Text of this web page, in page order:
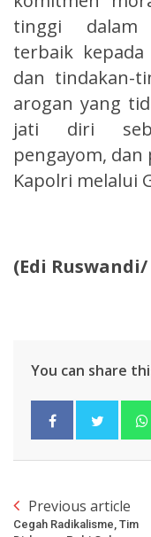
tinggi dalam
terbaik
dan tindakan-
arogan yang
jati diri
pengayom, dan
Kapolri melalui
(Edi
You can share
Previous article
Cegah Radikalisme, Tim